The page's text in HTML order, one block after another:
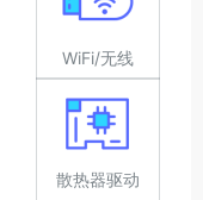
WiFi/无线
散热器驱动